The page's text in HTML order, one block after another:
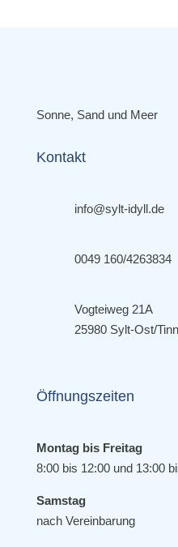
Sonne, Sand und Meer
Kontakt
info@sylt-idyll.de
0049 160/4263834
Vogteiweg 21A
25980 Sylt-Ost/
Öffnungszeiten
Montag bis Freitag
8:00 bis 12:00 und 13:00
Samstag
nach Vereinbarung